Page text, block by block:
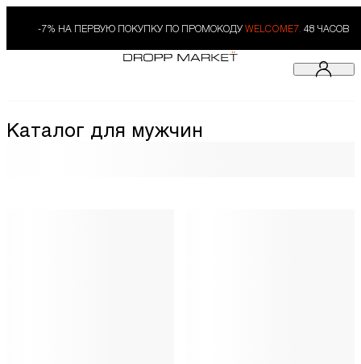
-7% НА ПЕРВУЮ ПОКУПКУ ПО ПРОМОКОДУ WELCOME7. 48 ЧАСОВ
Каталог для мужчин